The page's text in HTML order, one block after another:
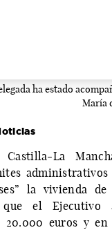
ha estado
María
La
administrativos
la vivienda de
el Ejecutivo
20.000 euros y